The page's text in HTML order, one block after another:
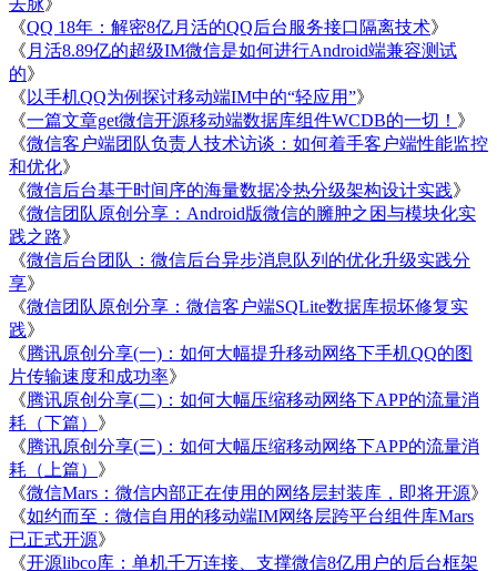
去脉》
《QQ 18年：解密8亿月活的QQ后台服务接口隔离技术》
《 月活8.89亿的超级IM微信是如何进行Android端兼容测试
的》
《 以手机QQ为例探讨移动端IM中的“轻应用”》
《一篇文章get微信开源移动端数据库组件WCDB的一切！ 》
《微信客户端团队负责人技术访谈：如何着手客户端性能监控
和优化》
《微信后台基于时间序的海量数据冷热分级架构设计实践》
《微信团队原创分享：Android版微信的臃肿之困与模块化实
践之路》
《微信后台团队：微信后台异步消息队列的优化升级实践分
享》
《微信团队原创分享：微信客户端SQLite数据库损坏修复实
践》
《腾讯原创分享(一)：如何大幅提升移动网络下手机QQ的图
片传输速度和成功率》
《腾讯原创分享(二)：如何大幅压缩移动网络下APP的流量消
耗（下篇） 》
《腾讯原创分享(三)：如何大幅压缩移动网络下APP的流量消
耗（上篇） 》
《微信Mars：微信内部正在使用的网络层封装库，即将开源》
《如约而至：微信自用的移动端IM网络层跨平台组件库Mars
已正式开源》
《开源libco库：单机千万连接、支撑微信8亿用户的后台框架